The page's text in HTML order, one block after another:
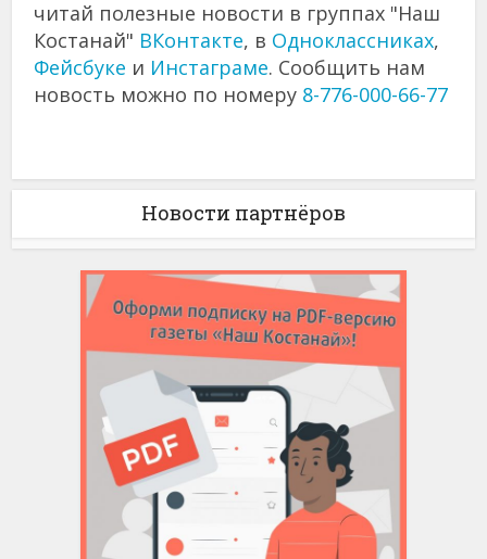
читай полезные новости в группах "Наш
Костанай" ВКонтакте, в Одноклассниках,
Фейсбуке и Инстаграме. Сообщить нам
новость можно по номеру 8-776-000-66-77
Новости партнёров